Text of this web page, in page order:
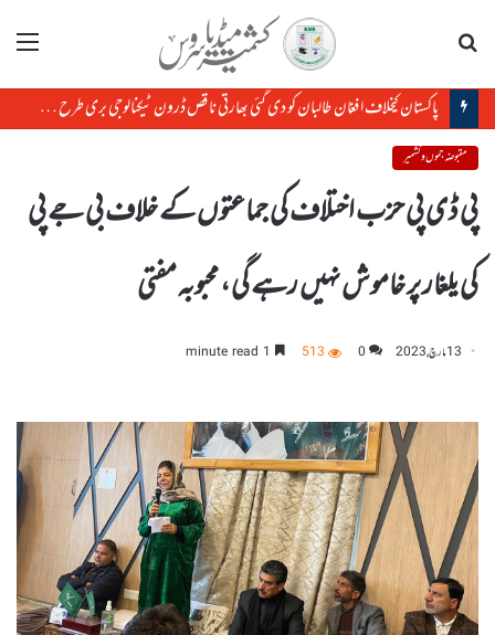
مینو
پاکستان کیخلاف افغان طالبان کو دی گئی بھارتی ناقص ڈرون ٹیکنالوجی بری طرح ناکام ا
مقبوضہ جموں و کشمیر
پی ڈی پی حزب اختلاف کی جماعتوں کے خلاف بی جے پی
کی یلغار پر خاموش نہیں رہے گی ، محبوبہ مفتی
13 مارچ, 2023 0
513